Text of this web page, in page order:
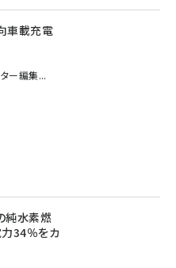
車載充電
ー編集...
純水素燃
34％をカ